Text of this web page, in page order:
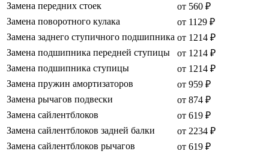
Замена передних стоек
от 560 ₽
Замена поворотного кулака
от 1129 ₽
Замена заднего ступичного подшипника от 1214 ₽
Замена подшипника передней ступицы
от 1214 ₽
Замена подшипника ступицы
от 1214 ₽
Замена пружин амортизаторов
от 959 ₽
Замена рычагов подвески
от 874 ₽
Замена сайлентблоков
от 619 ₽
Замена сайлентблоков задней балки
от 2234 ₽
Замена сайлентблоков рычагов
от 619 ₽